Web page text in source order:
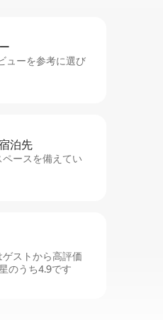
ューを参考に選び
泊⁠先
ースを備えてい
ストから高評価
のうち4.9です